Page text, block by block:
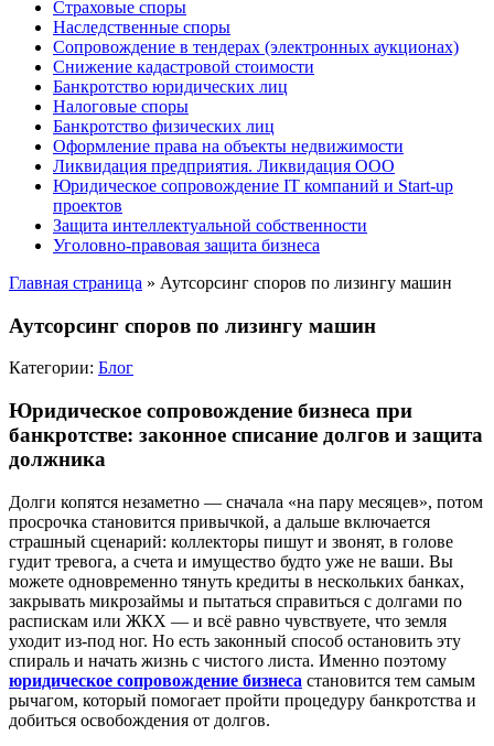
Страховые споры
Наследственные споры
Сопровождение в тендерах (электронных аукционах)
Снижение кадастровой стоимости
Банкротство юридических лиц
Налоговые споры
Банкротство физических лиц
Оформление права на объекты недвижимости
Ликвидация предприятия. Ликвидация ООО
Юридическое сопровождение IT компаний и Start-up
проектов
Защита интеллектуальной собственности
Уголовно-правовая защита бизнеса
Главная страница » Аутсорсинг споров по лизингу машин
Аутсорсинг споров по лизингу машин
Категории: Блог
Юридическое сопровождение бизнеса при
банкротстве: законное списание долгов и защита
должника
Долги копятся незаметно — сначала «на пару месяцев», потом
просрочка становится привычкой, а дальше включается
страшный сценарий: коллекторы пишут и звонят, в голове
гудит тревога, а счета и имущество будто уже не ваши. Вы
можете одновременно тянуть кредиты в нескольких банках,
закрывать микрозаймы и пытаться справиться с долгами по
распискам или ЖКХ — и всё равно чувствуете, что земля
уходит из-под ног. Но есть законный способ остановить эту
спираль и начать жизнь с чистого листа. Именно поэтому
юридическое сопровождение бизнеса становится тем самым
рычагом, который помогает пройти процедуру банкротства и
добиться освобождения от долгов.